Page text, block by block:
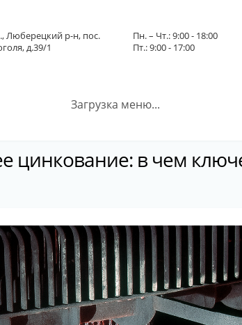
Люберецкий р-н, пос.
д.39/1
Пн. – Чт.: 9:00 - 18:00
Пт.: 9:00 - 17:00
Загрузка меню...
цинкование: в чем